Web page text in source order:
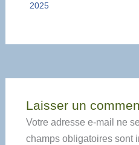
2025
Laisser un
Votre adresse e-mail ne
champs obligatoires sont